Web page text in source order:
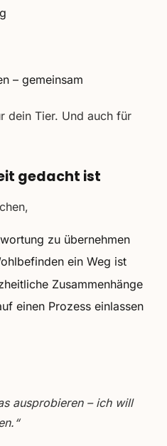
– gemeinsam
dein Tier. Und auch für
gedacht ist
zu übernehmen
ein Weg ist
Zusammenhänge
einen Prozess einlassen
ausprobieren – ich will